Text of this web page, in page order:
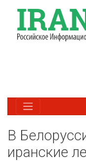
В
иранские